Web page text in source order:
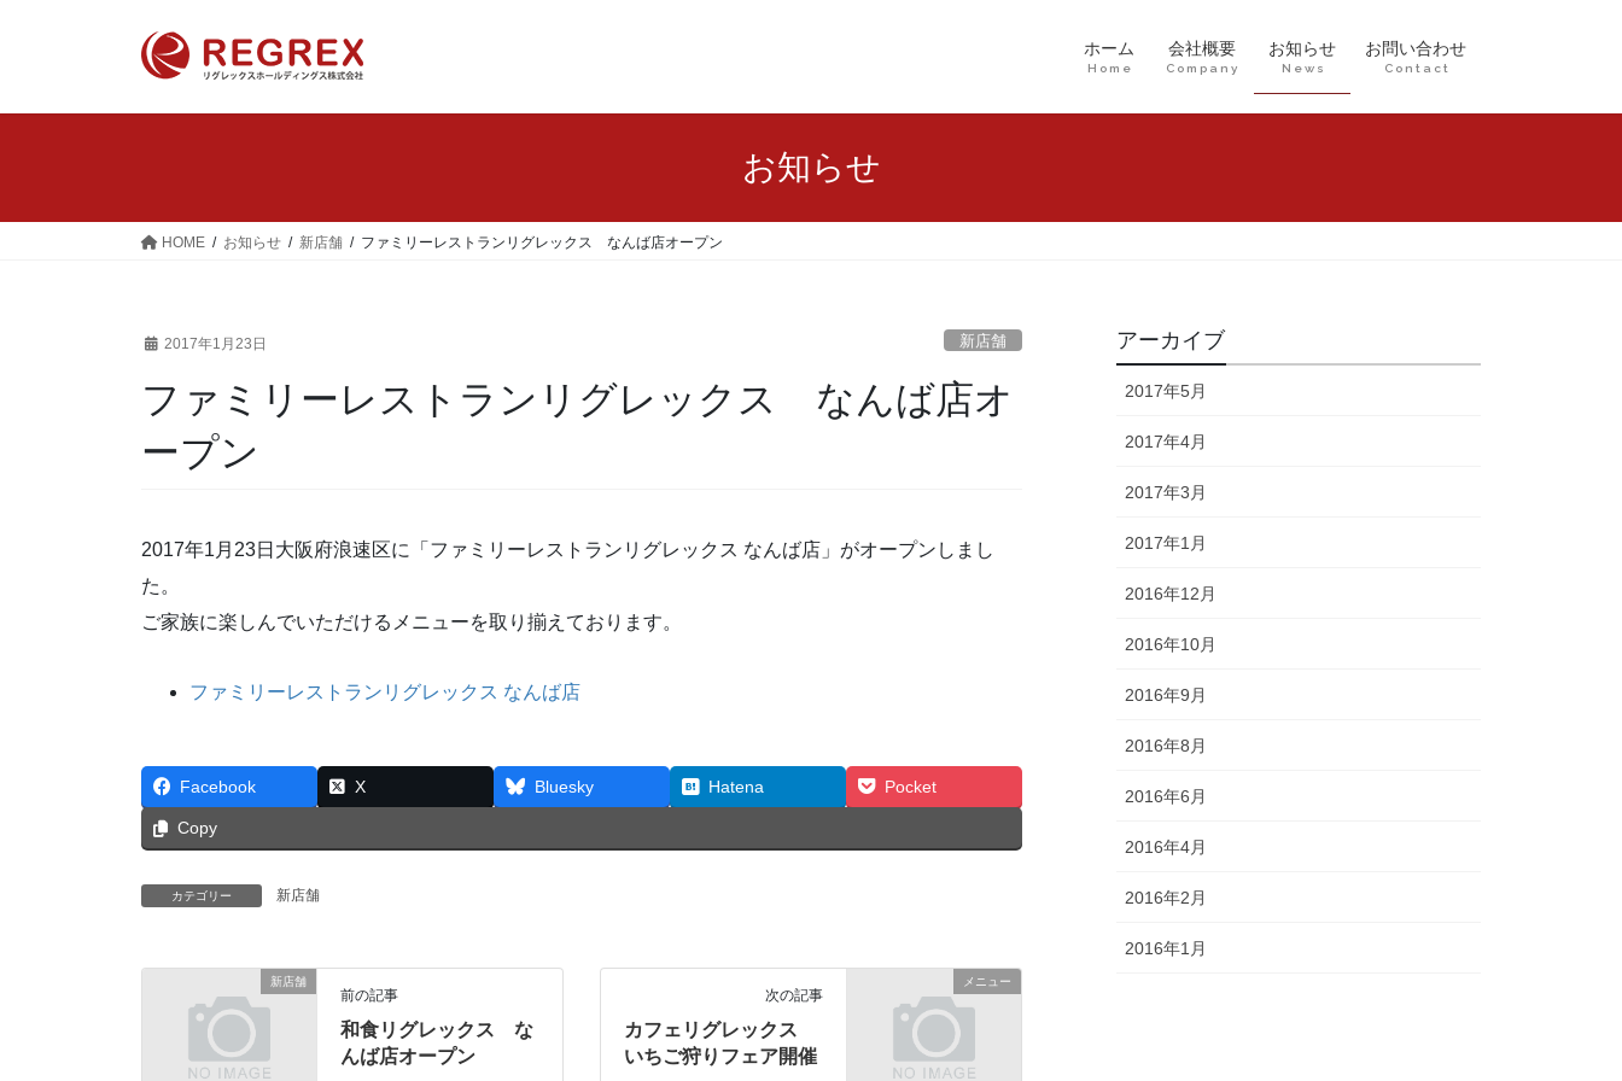
ホーム
Home
会社概要
Company
お知らせ
News
お問い合わせ
Contact
お知らせ
HOME お知らせ 新店舗 ファミリーレストランリグレックス なんば店オープン
2017年1月23日 新店舗
ファミリーレストランリグレックス なんば店オ
ープン
2017年1月23日大阪府浪速区に「ファミリーレストランリグレックス なんば店」がオープンしまし
た。
ご家族に楽しんでいただけるメニューを取り揃えております。
ファミリーレストランリグレックス なんば店
Facebook X Bluesky Hatena Pocket
Copy
カテゴリー 新店舗
新店舗
前の記事
和食リグレックス な
んば店オープン
メニュー
次の記事
カフェリグレックス
いちご狩りフェア開催
アーカイブ
2017年5月
2017年4月
2017年3月
2017年1月
2016年12月
2016年10月
2016年9月
2016年8月
2016年6月
2016年4月
2016年2月
2016年1月